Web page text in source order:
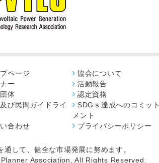
プページ 協会について
ー
活動報告
体
認定資格
び民間ガイドライ
SDGｓ達成へのコミット
メント
合わせ
プライバシーポリシー
通して、健全な市場発展に努めます。
Association, All Rights Reserved.